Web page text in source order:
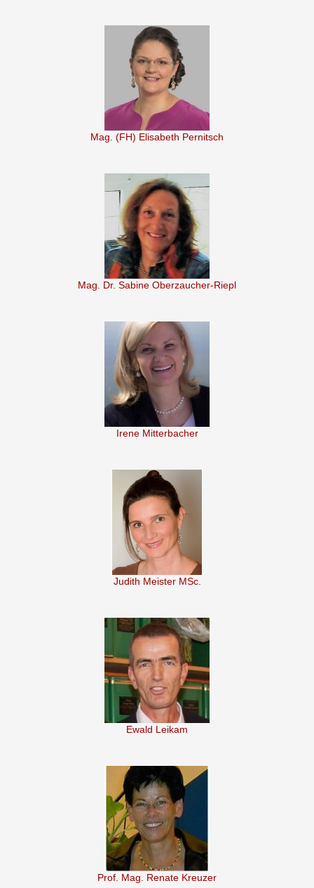
Mag. (FH) Elisabeth Pernitsch
Mag. Dr. Sabine Oberzaucher-Riepl
Irene Mitterbacher
Judith Meister MSc.
Ewald Leikam
Prof. Mag. Renate Kreuzer